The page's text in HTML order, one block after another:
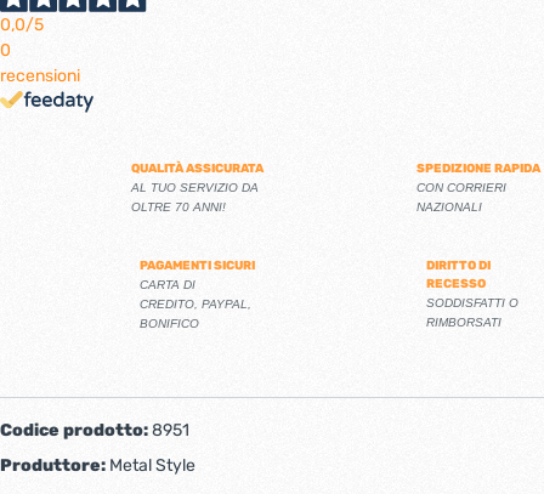
0,0/5
0
recensioni
QUALITÀ ASSICURATA
AL TUO SERVIZIO DA
OLTRE 70 ANNI!
SPEDIZIONE RAPIDA
CON CORRIERI
NAZIONALI
PAGAMENTI SICURI
CARTA DI
CREDITO, PAYPAL,
BONIFICO
DIRITTO DI
RECESSO
SODDISFATTI O
RIMBORSATI
Codice prodotto:8951
Produttore: Metal Style